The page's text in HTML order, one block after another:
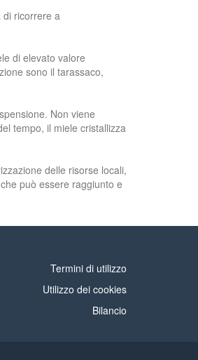
di ricorrere a
di elevato valore
sono il tarassaco,
Non viene
tempo, il miele cristallizza
delle risorse locali,
può essere raggiunto e
Termini di utilizzo
Utilizzo dei cookies
Bilancio